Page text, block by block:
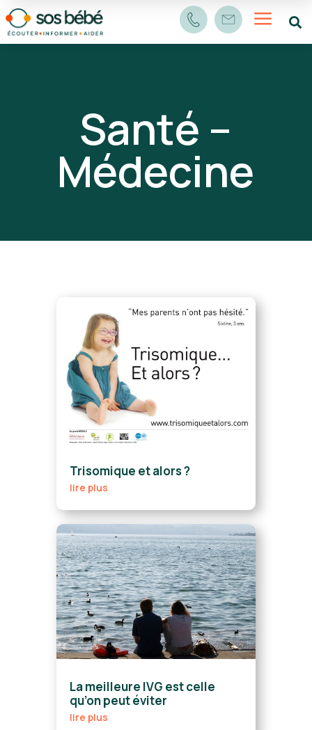
a 
Santé –
Médecine
Trisomique et alors ?
lire plus
La meilleure IVG est celle
qu’on peut éviter
lire plus